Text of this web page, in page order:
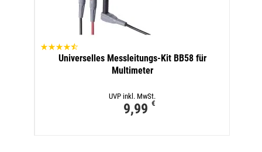
Universelles Messleitungs-Kit BB58 für
Multimeter
UVP inkl. MwSt.
9,99 €